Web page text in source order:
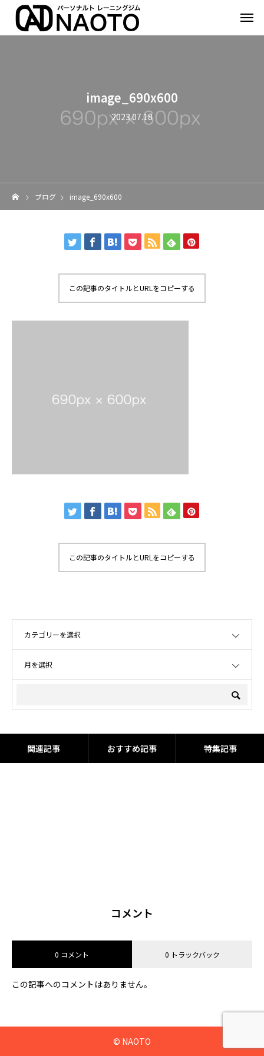
image_690x600
2023.07.18
ブログ image_690x600
この記事のタイトルとURLをコピーする
この記事のタイトルとURLをコピーする
関連記事 おすすめ記事 特集記事
コメント
0 コメント 0 トラックバック
この記事へのコメントはありません。
© NAOTO